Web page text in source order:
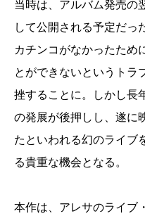
当時は、アルバム発売の
して公開される予定だっ
カチンコがなかったため
とができないというトラ
挫することに。しかし長
の発展が後押しし、遂に
たといわれる幻のライブ
る貴重な機会となる。
本作は、アレサのライブ